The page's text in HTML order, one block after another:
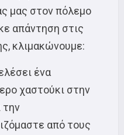
μας στον πόλεμο
απάντηση στις
κλιμακώνουμε:
ένα
χαστούκι στην
την
από τους